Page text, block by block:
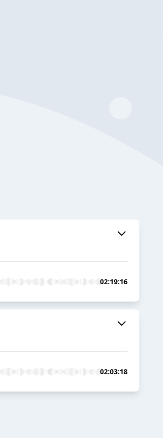
02:19:16
02:03:18